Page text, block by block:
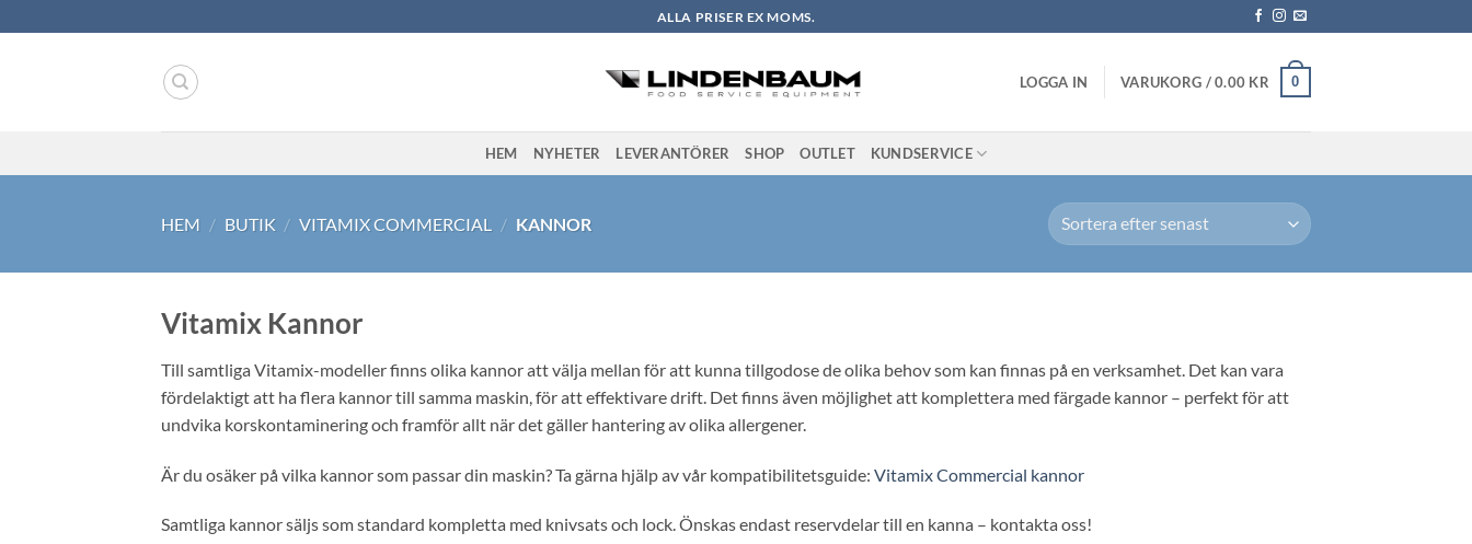
to
ALLA PRISER EX MOMS.
LOGGA IN VARUKORG /0.00 KR 0
HEM NYHETER LEVERANTÖRER SHOP OUTLET KUNDSERVICE
HEM / BUTIK / VITAMIX COMMERCIAL / KANNOR
Vitamix Kannor
Till samtliga Vitamix-modeller finns olika kannor att välja mellan för att kunna tillgodose de olika behov som kan finnas på en verksamhet. Det kan vara
fördelaktigt att ha flera kannor till samma maskin, för att effektivare drift. Det finns även möjlighet att komplettera med färgade kannor – perfekt för att
undvika korskontaminering och framför allt när det gäller hantering av olika allergener.
Är du osäker på vilka kannor som passar din maskin? Ta gärna hjälp av vår kompatibilitetsguide: Vitamix Commercial kannor
Samtliga kannor säljs som standard kompletta med knivsats och lock. Önskas endast reservdelar till en kanna – kontakta oss!